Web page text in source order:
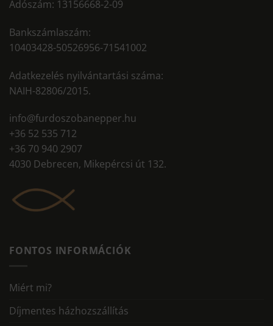
Adószám: 13156668-2-09
Bankszámlaszám:
10403428-50526956-71541002
Adatkezelés nyilvántartási száma:
NAIH-82806/2015.
info@furdoszobanepper.hu
+36 52 535 712
+36 70 940 2907
4030 Debrecen, Mikepércsi út 132.
FONTOS INFORMÁCIÓK
Miért mi?
Díjmentes házhozszállítás